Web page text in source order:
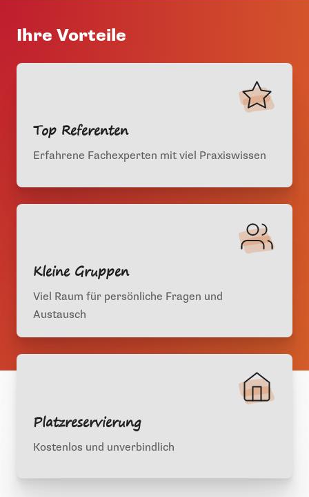
Ihre Vorteile
Top Referenten
Erfahrene Fachexperten mit viel Praxiswissen
Kleine Gruppen
Viel Raum für persönliche Fragen und
Austausch
Platzreservierung
Kostenlos und unverbindlich